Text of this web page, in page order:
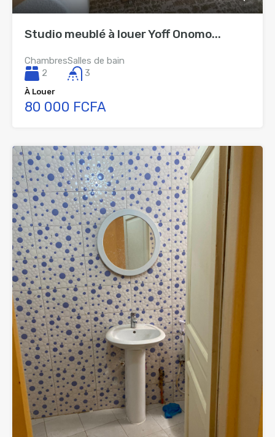
Studio meublé à louer Yoff Onomo...
Chambres
2
Salles de bain
3
À Louer
80 000 FCFA